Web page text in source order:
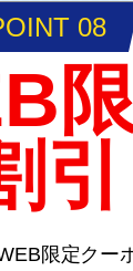
08
引
限定クー